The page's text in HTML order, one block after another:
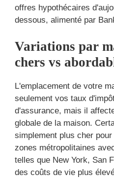
offres hypothécaires
dessous, alimenté par
Variations par
chers vs
L'emplacement de votre
seulement vos taux
d'assurance, mais il
globale de la maison.
simplement plus cher
zones métropolitaines
telles que New York, San
des coûts de vie plus